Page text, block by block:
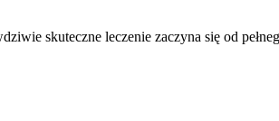
skuteczne leczenie zaczyna się od